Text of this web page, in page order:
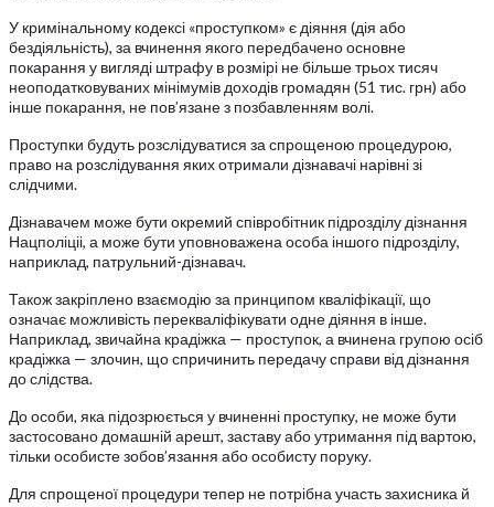
У кримінальному кодексі «проступком» є діяння (дія або
бездіяльність), за вчинення якого передбачено основне
покарання у вигляді штрафу в розмірі не більше трьох тисяч
неоподатковуваних мінімумів доходів громадян (51 тис. грн) або
інше покарання, не пов’язане з позбавленням волі.
Проступки будуть розслідуватися за спрощеною процедурою,
право на розслідування яких отримали дізнавачі нарівні зі
слідчими.
Дізнавачем може бути окремий співробітник підрозділу дізнання
Нацполіціі, а може бути уповноважена особа іншого підрозділу,
наприклад, патрульний-дізнавач.
Також закріплено взаємодію за принципом кваліфікації, що
означає можливість перекваліфікувати одне діяння в інше.
Наприклад, звичайна крадіжка — проступок, а вчинена групою осіб
крадіжка — злочин, що спричинить передачу справи від дізнання
до слідства.
До особи, яка підозрюється у вчиненні проступку, не може бути
застосовано домашній арешт, заставу або утримання під вартою,
тільки особисте зобов’язання або особисту поруку.
Для спрощеної процедури тепер не потрібна участь захисника й